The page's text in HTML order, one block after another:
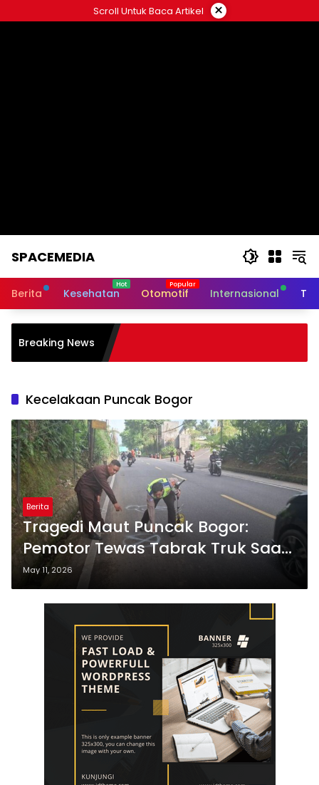
to
Scroll Untuk Baca Artikel ×
SPACEMEDIA
Berita Kesehatan Otomotif Internasional
Breaking News
Transformasi
Kecelakaan Puncak Bogor
Berita
Tragedi Maut Puncak Bogor:
Pemotor Tewas Tabrak Truk Saat
One Way
May 11, 2026